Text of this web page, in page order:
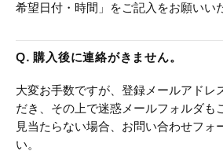
希望日付・時間」をご記入をお願いい
Q. 購入後に連絡がきません。
大変お手数ですが、登録メールアドレ
だき、その上で迷惑メールフォルダも
見当たらない場合、お問い合わせフォ
い。